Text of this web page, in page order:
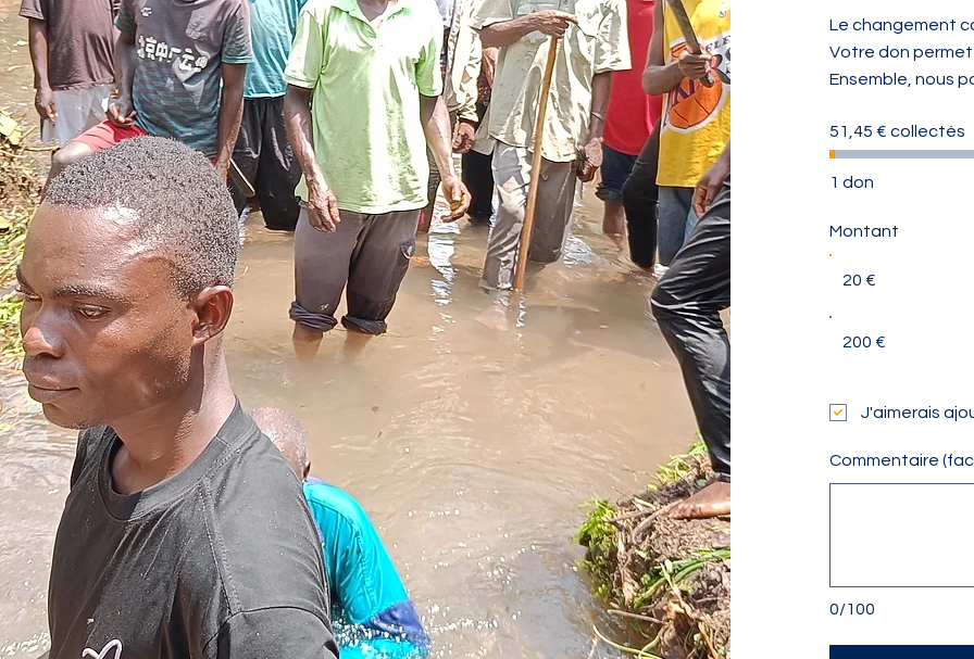
Le changement
Votre don permet
Ensemble, nous
51,45 € collectés
1 don
Montant
20 €
200 €
0/100
Commentaire
J'aimerais